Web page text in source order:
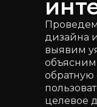
дизайна
выявим
обратную
целевое